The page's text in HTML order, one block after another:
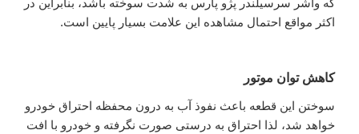
که واشر سرسیلندر پژو پارس به شدت سوخته باشد، بنابراین در
اکثر مواقع احتمال مشاهده این علامت بسیار پایین است.
کاهش توان موتور
سوختن این قطعه باعث نفوذ آب به درون محفظه احتراق خودرو
خواهد شد، لذا احتراق به درستی صورت نگرفته و خودرو با افت